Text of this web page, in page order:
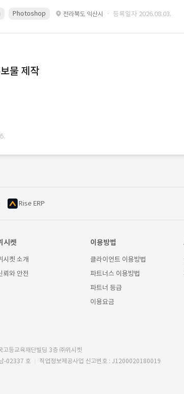
Photoshop 전라북도 익산시 · 등록일자 2026.08.03.
물 제작
Rise ERP
시켓
시켓 소개
뢰와 안전
이용방법
클라이언트 이용방법
파트너스 이용방법
파트너 등급
이용요금
등교육재단빌딩 3층 ㈜위시켓
-02337 호 직업정보제공사업 신고번호 : J1200020180019